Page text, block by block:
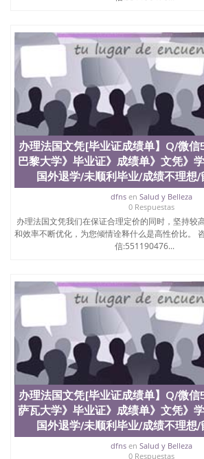
办理法国文凭[毕业证成绩单】Q/微
巴黎大学》毕业证》成绩单》文凭》
国外退学/未顺利毕业/成绩不理想/
dfnsen Salud y Belleza
0 Respuestas
办理法国文凭我们在保证合理定价的同时，坚持较
和效率不断优化，为您倾情诠释什么是高性价比。
信:551190476...
办理法国文凭[毕业证成绩单】Q/微
萨瓦大学》毕业证》成绩单》文凭》
国外退学/未顺利毕业/成绩不理想/
dfnsen Salud y Belleza
0 Respuestas